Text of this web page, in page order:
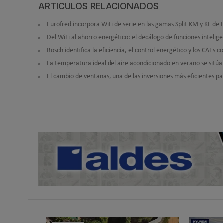
ARTÍCULOS RELACIONADOS
Eurofred incorpora WiFi de serie en las gamas Split KM y KL
Del WiFi al ahorro energético: el decálogo de funciones
Bosch identifica la eficiencia, el control energético y los CAEs
La temperatura ideal del aire acondicionado en verano se
El cambio de ventanas, una de las inversiones más eficientes